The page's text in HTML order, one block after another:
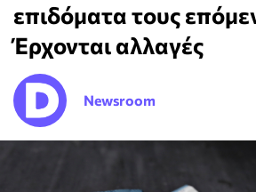
επιδόματα τους
Έρχονται αλλαγές
Newsroom